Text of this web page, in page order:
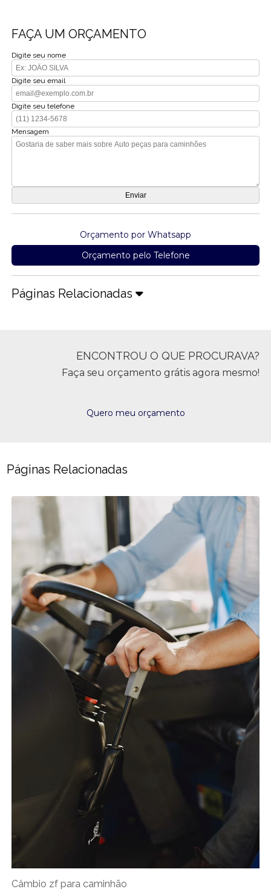
FAÇA UM ORÇAMENTO
Digite seu nome
Digite seu email
Digite seu telefone
Mensagem
Orçamento por Whatsapp
Orçamento pelo Telefone
Páginas Relacionadas
ENCONTROU O QUE PROCURAVA?
Faça seu orçamento grátis agora mesmo!
Quero meu orçamento
Páginas Relacionadas
Câmbio zf para caminhão